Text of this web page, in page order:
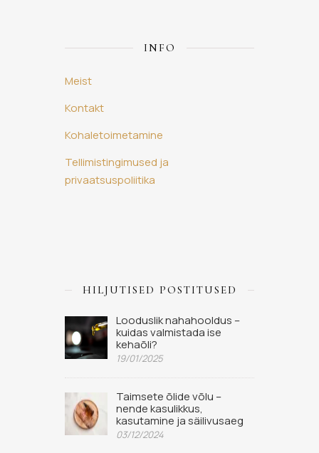
INFO
Meist
Kontakt
Kohaletoimetamine
Tellimistingimused ja
privaatsuspoliitika
HILJUTISED POSTITUSED
Looduslik nahahooldus –
kuidas valmistada ise
kehaõli?
19/01/2025
Taimsete õlide võlu –
nende kasulikkus,
kasutamine ja säilivusaeg
03/12/2024